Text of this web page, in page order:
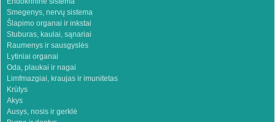
Smegenys, nervų sistema
Šlapimo organai ir inkstai
Stuburas, kaulai, sąnariai
Raumenys ir sausgyslės
Lytiniai organai
Oda, plaukai ir nagai
Limfmazgiai, kraujas ir imunitetas
Krūtys
Akys
Ausys, nosis ir gerklė